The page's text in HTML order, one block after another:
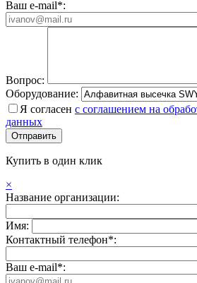
Ваш e-mail*:
Вопрос:
Оборудование:
Я согласен с соглашением на
данных
Купить в один клик
×
Название организации:
Имя:
Контактный телефон*:
Ваш e-mail*: